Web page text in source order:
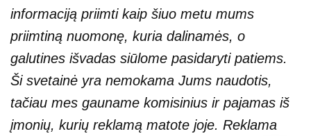
informaciją priimti kaip šiuo metu mums
priimtiną nuomonę, kuria dalinamės, o
galutines išvadas siūlome pasidaryti patiems.
Ši svetainė yra nemokama Jums naudotis,
tačiau mes gauname komisinius ir pajamas iš
įmonių, kurių reklamą matote joje. Reklama